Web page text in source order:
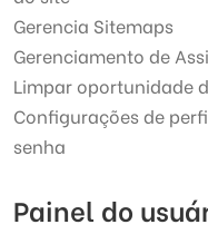
Gerencia Sitemaps
Gerenciamento de
Limpar oportunidade
Configurações de
senha
Painel do